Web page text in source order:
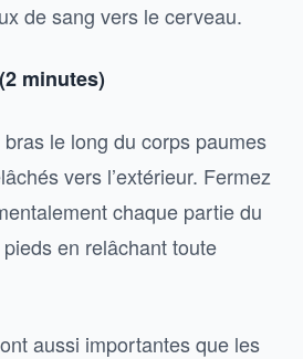
de sang vers le cerveau.
minutes)
le long du corps paumes
vers l’extérieur. Fermez
chaque partie du
en relâchant toute
aussi importantes que les